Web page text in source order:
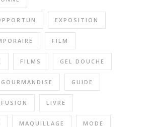
EXPOSITION
FILM
FILMS GEL DOUCHE
GOURMANDISE GUIDE
LIVRE
MAQUILLAGE MODE